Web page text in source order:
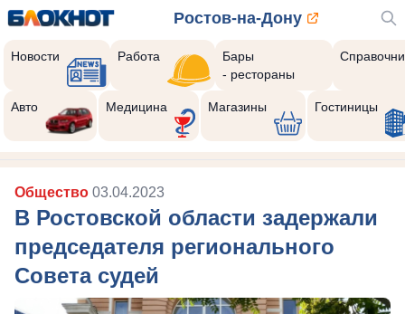
Ростов-на-Дону
Новости Работа
Бары
- рестораны
Авто Медицина Магазины Гостиницы
Общество 03.04.2023
В Ростовской области задержали
председателя регионального
Совета судей